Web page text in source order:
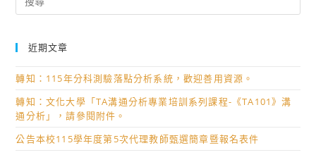
for:
近期文章
轉知：115年分科測驗落點分析系統，歡迎善用資源。
轉知：文化大學「TA溝通分析專業培訓系列課程-《TA101》溝
通分析」，請參閱附件。
公告本校115學年度第5次代理教師甄選簡章暨報名表件